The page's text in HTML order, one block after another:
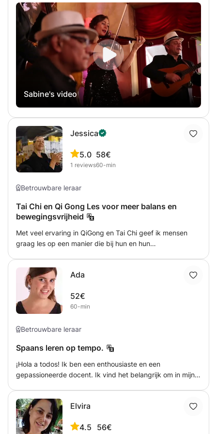
Sabine studeerde 2003 af in de richting klassieke viool.
Ze geeft sindsdien met veel bevlogenheid en passie viool
en pianoles. In de loop der jaren heeft Sabine veel
ervaring opgedaan.
Sabine's video
Jessica
5.0
1 reviews
58€
60-min
Betrouwbare leraar
Tai Chi en Qi Gong Les voor meer balans en
bewegingsvrijheid
Met veel ervaring in QiGong en Tai Chi geef ik mensen
graag les op een manier die bij hun en hun
Tai chi en Qi gong daar gemakkelijk een weg naartoe
vinden.
Ada
52€
60-min
Betrouwbare leraar
Spaans leren op tempo.
¡Hola a todos! Ik ben een enthousiaste en een
gepassioneerde docent. Ik vind het belangrijk om in mijn
wat je nodig hebt om je in het Spaans verstaanbaar te
maken. Wil jij je kennis van het Spaans verbeteren, je
werkwoorden ophalen, jouw examn halen of je
Elvira
4.5 56€